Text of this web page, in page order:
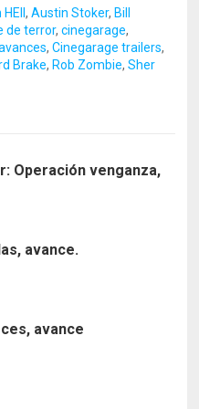
HEll,Austin Stoker, Bill
de terror,cinegarage,
,Cinegarage trailers,
Brake, Rob Zombie,Sher
Operación venganza,
avance.
avance